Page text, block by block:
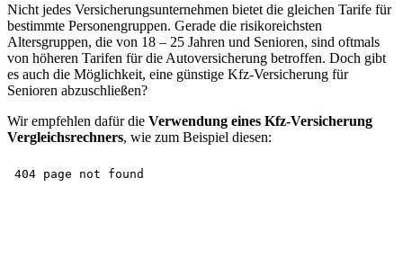
Nicht jedes Versicherungsunternehmen bietet die gleichen Tarife für
bestimmte Personengruppen. Gerade die risikoreichsten
Altersgruppen, die von 18 – 25 Jahren und Senioren, sind oftmals
von höheren Tarifen für die Autoversicherung betroffen. Doch gibt
es auch die Möglichkeit, eine günstige Kfz-Versicherung für
Senioren abzuschließen?
Wir empfehlen dafür die Verwendung eines Kfz-Versicherung
Vergleichsrechners, wie zum Beispiel diesen: